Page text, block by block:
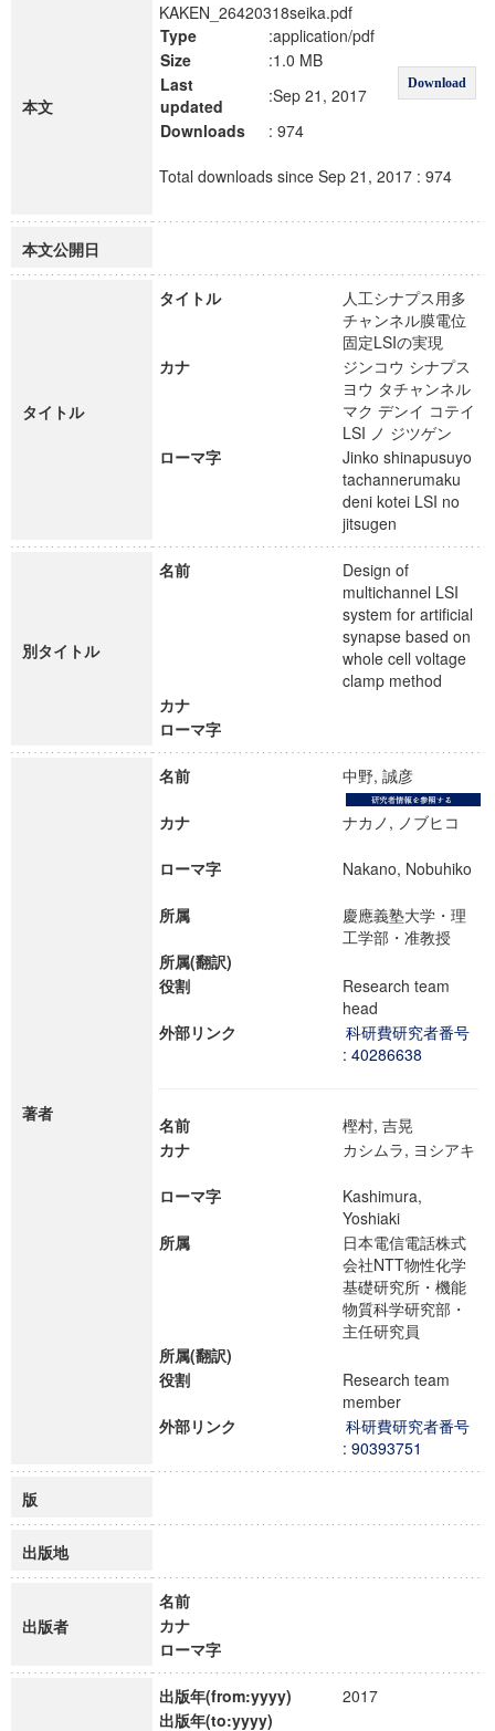
本文
KAKEN_26420318seika.pdf
Type
:application/pdf
Download
Size
:1.0 MB
Last
updated
:Sep 21, 2017
Downloads
: 974
Total downloads since Sep 21, 2017 : 974
本文公開日
タイトル
タイトル
人工シナプス用多
チャンネル膜電位
固定LSIの実現
カナ
ジンコウ シナプス
ヨウ タチャンネル
マク デンイ コテイ
LSI ノ ジツゲン
ローマ字
Jinko shinapusuyo
tachannerumaku
deni kotei LSI no
jitsugen
別タイトル
名前
Design of
multichannel LSI
system for artificial
synapse based on
whole cell voltage
clamp method
カナ
ローマ字
著者
名前 中野, 誠彦
カナ ナカノ, ノブヒコ
ローマ字 Nakano, Nobuhiko
所属
慶應義塾大学・理
工学部・准教授
所属(翻訳)
役割
Research team
head
外部リンク
科研費研究者番号
: 40286638
名前
樫村, 吉晃
カナ
カシムラ, ヨシアキ
ローマ字
Kashimura,
Yoshiaki
所属
日本電信電話株式
会社NTT物性化学
基礎研究所・機能
物質科学研究部・
主任研究員
所属(翻訳)
役割
Research team
member
外部リンク
科研費研究者番号
: 90393751
版
出版地
出版者
名前
カナ
ローマ字
出版年(from:yyyy)
2017
出版年(to:yyyy)